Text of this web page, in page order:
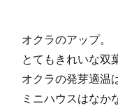
オクラのアップ。
とてもきれいな双
オクラの発芽適温
ミニハウスはなか